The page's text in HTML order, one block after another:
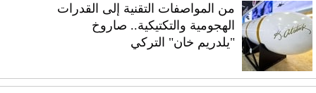
من المواصفات التقنية إلى القدرات
الهجومية والتكتيكية.. صاروخ
"يلدريم خان" التركي